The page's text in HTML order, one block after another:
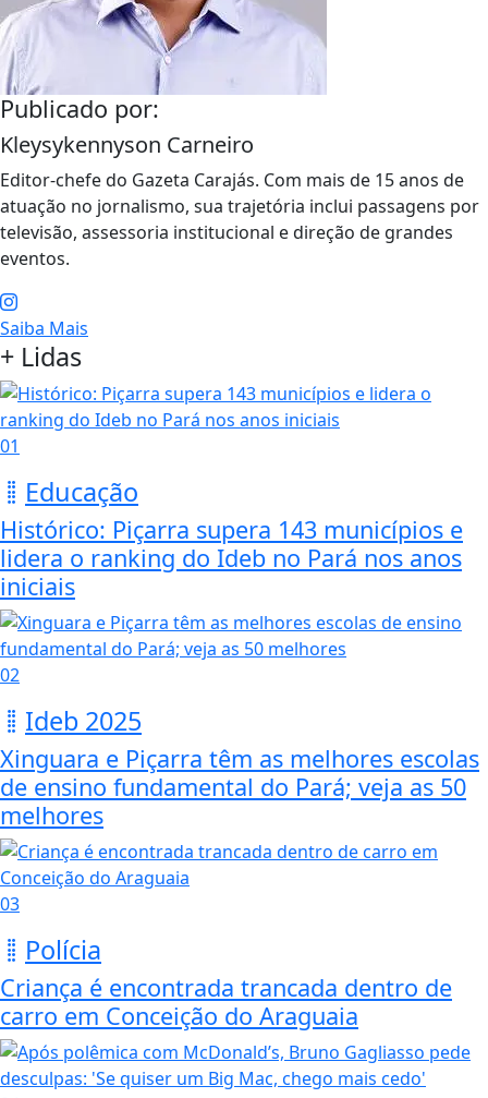
Publicado por:
Kleysykennyson Carneiro
Editor-chefe do Gazeta Carajás. Com mais de 15 anos de
atuação no jornalismo, sua trajetória inclui passagens por
televisão, assessoria institucional e direção de grandes
eventos.
Saiba Mais
+ Lidas
01
Educação
Histórico: Piçarra supera 143 municípios e
lidera o ranking do Ideb no Pará nos anos
iniciais
02
Ideb 2025
Xinguara e Piçarra têm as melhores escolas
de ensino fundamental do Pará; veja as 50
melhores
03
Polícia
Criança é encontrada trancada dentro de
carro em Conceição do Araguaia